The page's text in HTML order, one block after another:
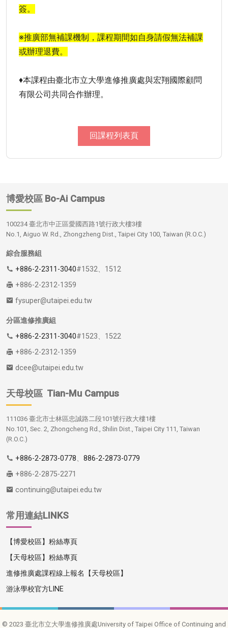
簽。
※推廣部無補課機制，課程期間如自身請假無法補課
或辦理退費。
♦本課程由臺北市立大學進修推廣處與宏翔國際顧問
有限公司共同合作辦理。
回課程列表頁
博愛校區 Bo-Ai Campus
100234 臺北市中正區愛國西路1號行政大樓3樓
No.1, Aiguo W. Rd., Zhongzheng Dist., Taipei City 100, Taiwan (R.O.C.)
綜合服務組
+886-2-2311-3040#1532、1512
+886-2-2312-1359
fysuper@utaipei.edu.tw
分區進修推廣組
+886-2-2311-3040#1523、1522
+886-2-2312-1359
dcee@utaipei.edu.tw
天母校區 Tian-Mu Campus
111036 臺北市士林區忠誠路二段101號行政大樓1樓
No.101, Sec. 2, Zhongcheng Rd., Shilin Dist., Taipei City 111, Taiwan
(R.O.C.)
+886-2-2873-0778、 886-2-2873-0779
+886-2-2875-2271
continuing@utaipei.edu.tw
常用連結LINKS
【博愛校區】粉絲專頁
【天母校區】粉絲專頁
進修推廣處課程線上報名【天母校區】
游泳學校官方LINE
© 2023 臺北市立大學進修推廣處University of Taipei Office of Continuing and